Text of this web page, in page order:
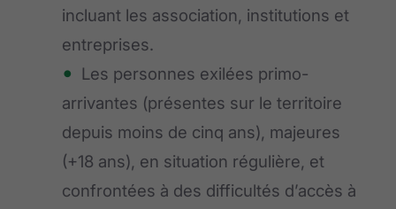
incluant les association, institutions et
entreprises.
Les personnes exilées primo-
arrivantes (présentes sur le territoire
depuis moins de cinq ans), majeures
(+18 ans), en situation régulière, et
confrontées à des difficultés d’accès à